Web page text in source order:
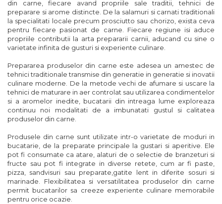
din carne, fiecare avand propriile sale traditii, tehnici de
preparare si arome distincte. De la salamuri si carnati traditionali
la specialitati locale precum prosciutto sau chorizo, exista ceva
pentru fiecare pasionat de carne. Fiecare regiune isi aduce
propriile contributii la arta prepararii carnii, aducand cu sine o
varietate infinita de gusturi si experiente culinare.
Prepararea produselor din carne este adesea un amestec de
tehnici traditionale transmise din generatie in generatie si inovatii
culinare moderne. De la metode vechi de afumare si uscare la
tehnici de maturare in aer controlat sau utilizarea condimentelor
si a aromelor inedite, bucatarii din intreaga lume exploreaza
continuu noi modalitati de a imbunatati gustul si calitatea
produselor din carne.
Produsele din carne sunt utilizate intr-o varietate de moduri in
bucatarie, de la preparate principale la gustari si aperitive. Ele
pot fi consumate ca atare, alaturi de o selectie de branzeturi si
fructe sau pot fi integrate in diverse retete, cum ar fi paste,
pizza, sandvisuri sau preparate,gatite lent in diferite sosuri si
marinade. Flexibilitatea si versatilitatea produselor din carne
permit bucatarilor sa creeze experiente culinare memorabile
pentru orice ocazie.